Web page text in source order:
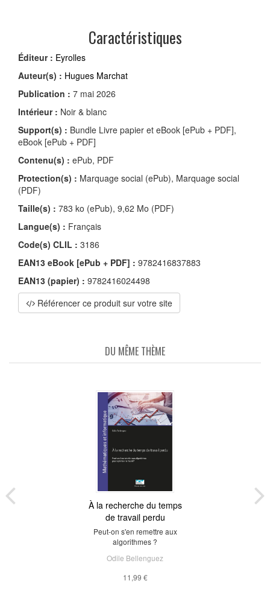
Caractéristiques
Éditeur : Eyrolles
Auteur(s) : Hugues Marchat
Publication : 7 mai 2026
Intérieur : Noir & blanc
Support(s) : Bundle Livre papier et eBook [ePub + PDF],
eBook [ePub + PDF]
Contenu(s) : ePub, PDF
Protection(s) : Marquage social (ePub), Marquage social
(PDF)
Taille(s) : 783 ko (ePub), 9,62 Mo (PDF)
Langue(s) : Français
Code(s) CLIL : 3186
EAN13 eBook [ePub + PDF] : 9782416837883
EAN13 (papier) : 9782416024498
Référencer ce produit sur votre site
DU MÊME THÈME
À la recherche du temps
de travail perdu
Peut-on s'en remettre aux
algorithmes ?
Odile Bellenguez
11,99 €